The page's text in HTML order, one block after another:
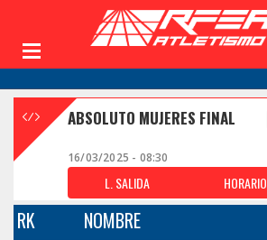
ABSOLUTO MUJERES FINAL
16/03/2025 - 08:30
L. SALIDA HORARIO
RK NOMBRE